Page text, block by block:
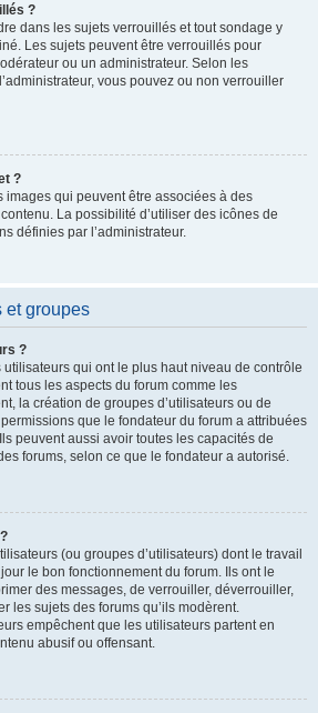
?
dans les sujets verrouillés et tout sondage y
Les sujets peuvent être verrouillés pour
ou un administrateur. Selon les
vous pouvez ou non verrouiller
?
images qui peuvent être associées à des
La possibilité d’utiliser des icônes de
définies par l’administrateur.
et groupes
?
qui ont le plus haut niveau de contrôle
tous les aspects du forum comme les
la création de groupes d’utilisateurs ou de
que le fondateur du forum a attribuées
peuvent aussi avoir toutes les capacités de
forums, selon ce que le fondateur a autorisé.
(ou groupes d’utilisateurs) dont le travail
le bon fonctionnement du forum. Ils ont le
des messages, de verrouiller, déverrouiller,
les sujets des forums qu’ils modèrent.
empêchent que les utilisateurs partent en
abusif ou offensant.